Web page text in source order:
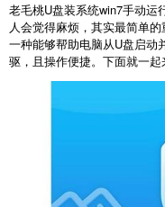
老毛桃U盘装系统win7手动运
人会觉得麻烦，其实最简单
一种能够帮助电脑从U盘启动
驱，且操作便捷。下面就一起